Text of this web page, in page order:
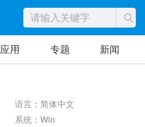
应用 专题 新闻
语言：简体中文
系统：Win